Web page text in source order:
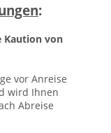
:
Kaution von
vor Anreise
wird Ihnen
Abreise